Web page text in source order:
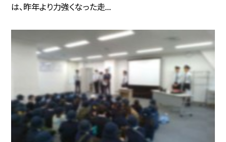
は、昨年より力強くなった走...